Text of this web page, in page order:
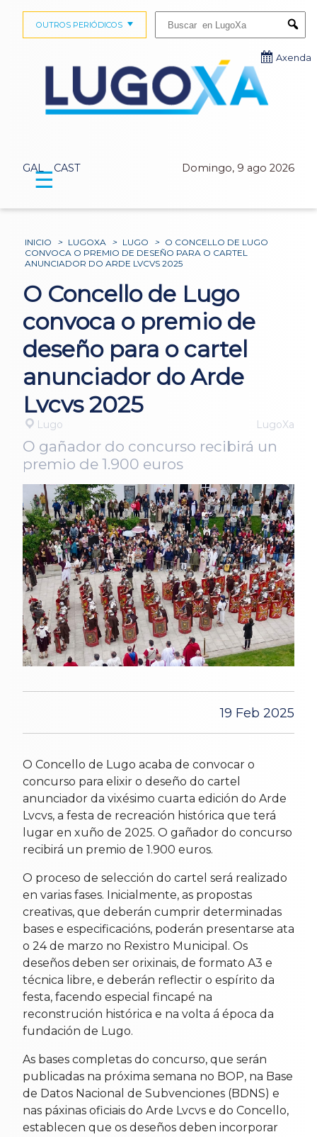
GAL CAST Domingo, 9 ago 2026
OUTROS PERIÓDICOS
Axenda
☰
INICIO > LUGOXA > LUGO > O CONCELLO DE LUGO
CONVOCA O PREMIO DE DESEÑO PARA O CARTEL
ANUNCIADOR DO ARDE LVCVS 2025
O Concello de Lugo
convoca o premio de
deseño para o cartel
anunciador do Arde
Lvcvs 2025
Lugo LugoXa
O gañador do concurso recibirá un
premio de 1.900 euros
19 Feb 2025
O Concello de Lugo acaba de convocar o
concurso para elixir o deseño do cartel
anunciador da vixésimo cuarta edición do Arde
Lvcvs, a festa de recreación histórica que terá
lugar en xuño de 2025. O gañador do concurso
recibirá un premio de 1.900 euros.
O proceso de selección do cartel será realizado
en varias fases. Inicialmente, as propostas
creativas, que deberán cumprir determinadas
bases e especificacións, poderán presentarse ata
o 24 de marzo no Rexistro Municipal. Os
deseños deben ser orixinais, de formato A3 e
técnica libre, e deberán reflectir o espírito da
festa, facendo especial fincapé na
reconstrución histórica e na volta á época da
fundación de Lugo.
As bases completas do concurso, que serán
publicadas na próxima semana no BOP, na Base
de Datos Nacional de Subvenciones (BDNS) e
nas páxinas oficiais do Arde Lvcvs e do Concello,
establecen que os deseños deben incorporar